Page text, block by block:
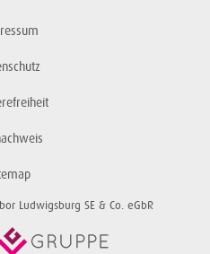
Ludwigsburg SE & Co. eGbR